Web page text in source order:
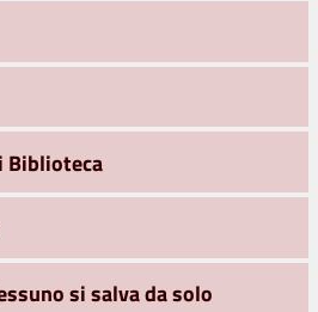
Biblioteca
si salva da solo